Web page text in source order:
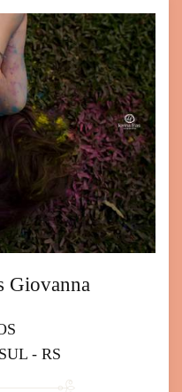
Giovanna
- RS